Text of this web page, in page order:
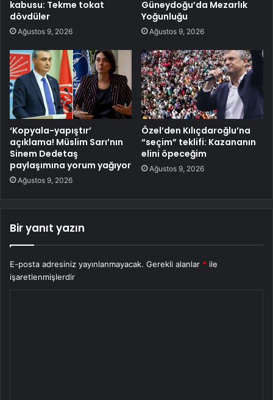
kabusu: Tekme tokat
dövdüler
Ağustos 9, 2026
Güneydoğu’da Mezarlık
Yoğunluğu
Ağustos 9, 2026
‘Kopyala-yapıştır’
açıklama! Müslim Sarı’nın
Sinem Dedetaş
paylaşımına yorum yağıyor
Ağustos 9, 2026
Özel’den Kılıçdaroğlu’na
“seçim” teklifi: Kazananın
elini öpeceğim
Ağustos 9, 2026
Bir yanıt yazın
E-posta adresiniz yayınlanmayacak. Gerekli alanlar * ile
işaretlenmişlerdir